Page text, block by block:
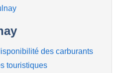
des carburants
touristiques